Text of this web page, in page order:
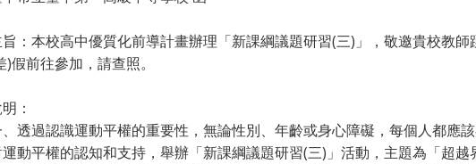
旨：本校高中優質化前導計畫辦理「新課綱議題研習(三)」，敬邀貴校教
)假前往參加，請查照。
：
透過認識運動平權的重要性，無論性別、年齡或身心障礙，每個人都應
動平權的認知和支持，舉辦「新課綱議題研習(三)」活動，主題為「超越